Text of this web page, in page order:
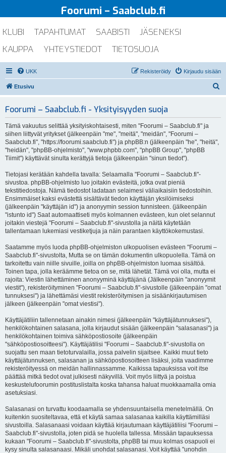
Foorumi – Saabclub.fi
KLUBI TAPAHTUMAT SAABISTI
JÄSENEKSI
KAUPPA
YHTEYSTIEDOT TIETOSUOJA
UKK Kirjaudu sisään
Rekisteröidy
Etusivu
Foorumi – Saabclub.fi - Yksityisyyden suoja
Tämä vakuutus selittää yksityiskohtaisesti, miten "Foorumi – Saabclub.fi" ja
siihen liittyvät yritykset (jälkeenpäin "me", "meitä", "meidän", "Foorumi –
Saabclub.fi", "https://foorumi.saabclub.fi") ja phpBB:n (jälkeenpäin "he", "heitä",
"heidän", "phpBB-ohjelmisto", "www.phpbb.com", "phpBB Group", "phpBB
Tiimit") käyttävät sinulta kerättyjä tietoja (jälkeenpäin "sinun tiedot").
Tietojasi kerätään kahdella tavalla: Selaamalla "Foorumi – Saabclub.fi"-
sivustoa. phpBB-ohjelmisto luo joitakin evästeitä, jotka ovat pieniä
tekstitiedostoja. Nämä tiedostot ladataan selaimesi väliaikaisiin tiedostoihin.
Ensimmäiset kaksi evästettä sisältävät tiedon käyttäjän yksilöimiseksi
(jälkeenpäin "käyttäjän id") ja anonyymin session tunnisteen. (jälkeenpäin
"istunto id") Saat automaattiseti myös kolmannen evästeen, kun olet selannut
joitakin viestejä "Foorumi – Saabclub.fi"-sivustolla ja näitä käytetään
tallentamaan lukemiasi vestiketjuja ja näin parantaen käyttökokemustasi.
Saatamme myös luoda phpBB-ohjelmiston ulkopuolisen evästeen "Foorumi –
Saabclub.fi"-sivustolta, Mutta se on tämän dokumentin ulkopuolella. Tämä on
tarkoitettu vain niille sivuille, joilla on phpBB-ohjelmiston luomaa sisältöä.
Toinen tapa, jolla keräämme tietoa on se, mitä lähetät. Tämä voi olla, mutta ei
rajoita: Viestin lähettäminen anonyyminä käyttäjänä (Jälkeenpäin "anonyymit
viestit"), rekisteröityminen "Foorumi – Saabclub.fi"-sivustolle (jälkeenpäin "omat
tunnuksesi") ja lähettämäsi viestit rekisteröitymisen ja sisäänkirjautumisen
jälkeen (jälkeenpäin "omat viestisi").
Käyttäjätiliin tallennetaan ainakin nimesi (jälkeenpäin "käyttäjätunnuksesi"),
henkilökohtainen salasana, jolla kirjaudut sisään (jälkeenpäin "salasanasi") ja
henkilökohtainen toimiva sähköpostiosoite (jälkeenpäin
"sähköpostiosoitteesi"). Käyttäjätilisi "Foorumi – Saabclub.fi"-sivustolla on
suojattu sen maan tietoturvalailla, jossa palvelin sijaitsee. Kaikki muut tieto
käyttäjätunnuksen, salasanan ja sähköpostiosoitteen lisäksi, joita vaadimme
rekisteröityessä on meidän hallinnassamme. Kaikissa tapauksissa voit itse
päättää mitkä tiedot ovat julkisesti näkyvillä. Voit myös liittyä ja poistua
keskustelufoorumin postituslistalta koska tahansa haluat muokkaamalla omia
asetuksiasi.
Salasanasi on turvattu koodaamalla se yhdensuuntaisella menetelmällä. On
kuitenkin suositeltavaa, että et käytä samaa salasanaa kaikilla käyttämilläsi
sivustoilla. Salasanaasi voidaan käyttää kirjautumaan käyttäjätiliisi "Foorumi –
Saabclub.fi"-sivustolla, joten pidä se huolella tallessa. Missään tapauksessa
kukaan "Foorumi – Saabclub.fi"-sivustolta, phpBB tai muu kolmas osapuoli ei
kysy sinulta salasanaasi. Mikäli unohdat salasanasi. Voit käyttää "unohdin